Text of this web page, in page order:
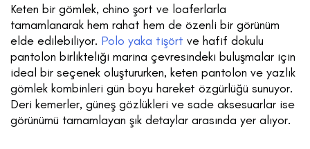
Keten bir gömlek, chino şort ve loaferlarla
tamamlanarak hem rahat hem de özenli bir görünüm
elde edilebiliyor. Polo yaka tişört ve hafif dokulu
pantolon birlikteliği marina çevresindeki buluşmalar için
ideal bir seçenek oluştururken, keten pantolon ve yazlık
gömlek kombinleri gün boyu hareket özgürlüğü sunuyor.
Deri kemerler, güneş gözlükleri ve sade aksesuarlar ise
görünümü tamamlayan şık detaylar arasında yer alıyor.